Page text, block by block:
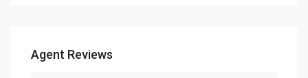
Agent Reviews